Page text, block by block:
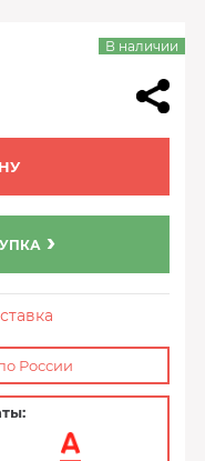
В наличии
России